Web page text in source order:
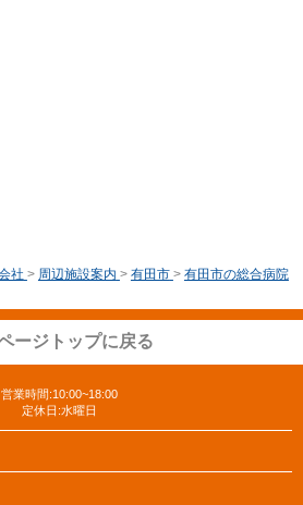
社 > 周辺施設案内 > 有田市 > 有田市の総合病院
ージトップに戻る
営業時間:10:00~18:00
定休日:水曜日